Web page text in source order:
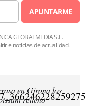
APUNTARME
GLOBALMEDIA S.L.
noticias de actualidad.
en Girona los
relleno